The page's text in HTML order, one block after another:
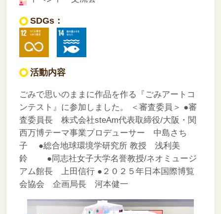
SDGs：
活動内容
ごみで思いのままに作品を作る『ごみアートコ
ンテスト』に参加しました。
＜審査委員＞ ●審
査委員長 株式会社steAm代表取締役/大阪・関
西万博テーマ事業プロデューサー 中島さち
子
●総合地球環境学研究所 教授 浅利美
鈴
●同志社女子大学名誉教授/ネオミュージ
アム館長 上田信行●２０２５年日本国際博覧
会協会 企画局長 河本健一